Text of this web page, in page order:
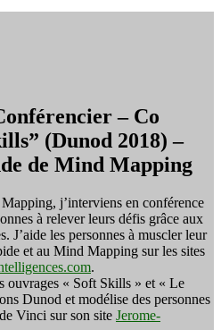
– Co
(Dunod 2018) –
de Mind Mapping
j’interviens en conférence
à relever leurs défis grâce aux
J’aide les personnes à muscler leur
et au Mind Mapping sur les sites
.
ouvrages « Soft Skills » et « Le
Dunod et modélise des personnes
Vinci sur son site Jerome-